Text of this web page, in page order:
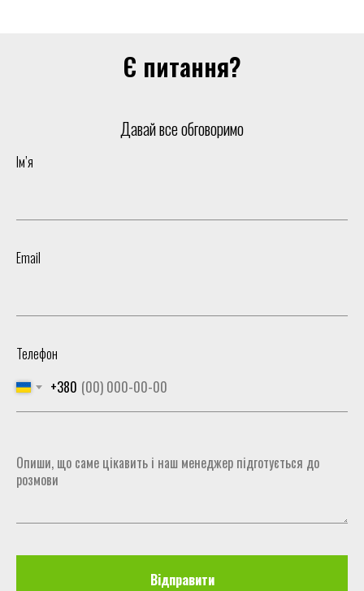
Є питання?
Давай все обговоримо
Ім’я
Email
Телефон
+380
Відправити